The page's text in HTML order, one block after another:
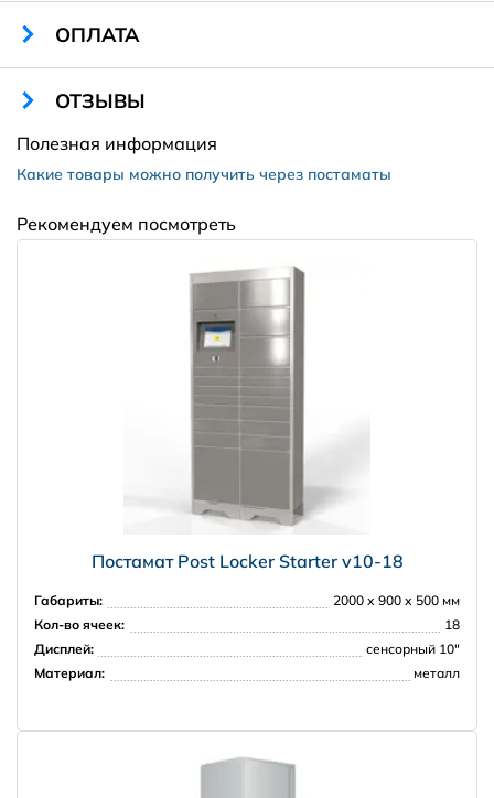
Тип замка:
Гарантия:
Санкт-Петербург и Ленинградская область
3500 рублей в пределах 30 км от КАД
Москва и Московская область
5000 рублей в пределах МКАД
ОПЛАТА
ОТЗЫВЫ
Amway
Полезная информация
Какие товары можно получить через постаматы
Рекомендуем посмотреть
Постамат Post Locker Starter v10-18
Габариты:
2000 х 900 х 500 мм
Кол-во ячеек:
18
Дисплей:
сенсорный 10"
Материал:
металл